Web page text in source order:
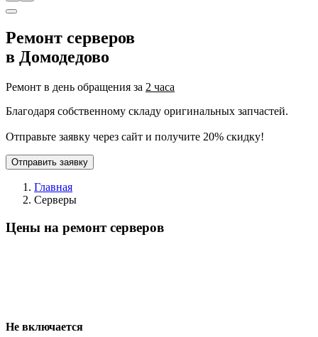
Ремонт серверов
в Домодедово
Ремонт в день обращения за 2 часа
Благодаря собственному складу оригинальных запчастей.
Отправьте заявку через сайт и получите 20% скидку!
Отправить заявку
Главная
Серверы
Цены на ремонт серверов
Не включается